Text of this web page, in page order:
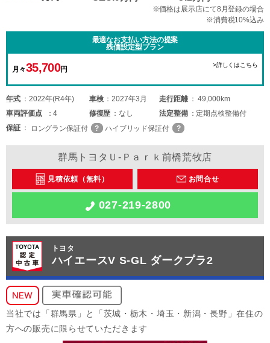
※価格は展示店にて8月登録の場合
※消費税10%込み
最適なお支払い方法の提案
残価設定型プラン
月々35,700円
>詳しくはこちら
年式 2022年(R4年) 車検 2027年3月 走行距離
49,000km
車両評価点 4 修復歴 なし 法定整備
定期点検整備付
保証
ロングラン保証付 ハイブリッド保証付
群馬トヨタＵ-Ｐａｒｋ前橋荒牧店
見積依頼（無料） お問合せ
027-219-2800
トヨタ
ハイエースV S-GL ダークプラ2
当社では「群馬県」と「茨城・栃木・埼玉・新潟・長野」在住の
方への販売に限らせていただきます